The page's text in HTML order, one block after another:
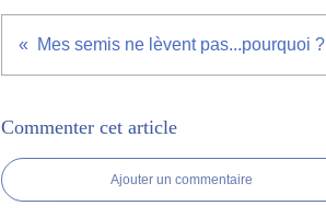
Mes semis ne lèvent pas...pourquoi ?
Commenter cet article
Ajouter un commentaire